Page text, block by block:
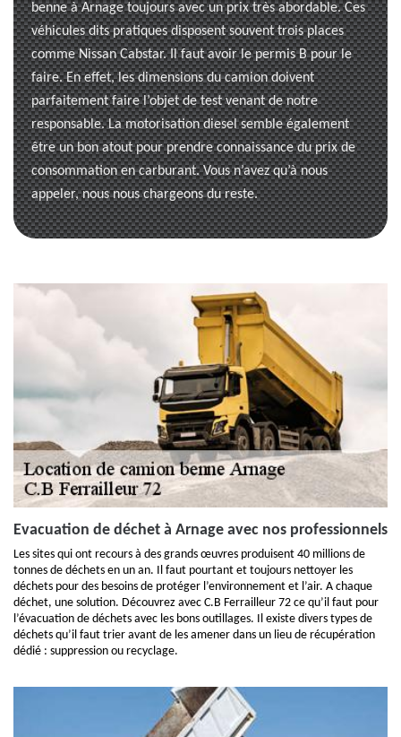
benne à Arnage toujours avec un prix très abordable. Ces
véhicules dits pratiques disposent souvent trois places
comme Nissan Cabstar. Il faut avoir le permis B pour le
faire. En effet, les dimensions du camion doivent
parfaitement faire l’objet de test venant de notre
responsable. La motorisation diesel semble également
être un bon atout pour prendre connaissance du prix de
consommation en carburant. Vous n’avez qu’à nous
appeler, nous nous chargeons du reste.
Evacuation de déchet à Arnage avec nos professionnels
Les sites qui ont recours à des grands œuvres produisent 40 millions de
tonnes de déchets en un an. Il faut pourtant et toujours nettoyer les
déchets pour des besoins de protéger l’environnement et l’air. A chaque
déchet, une solution. Découvrez avec C.B Ferrailleur 72 ce qu’il faut pour
l’évacuation de déchets avec les bons outillages. Il existe divers types de
déchets qu’il faut trier avant de les amener dans un lieu de récupération
dédié : suppression ou recyclage.